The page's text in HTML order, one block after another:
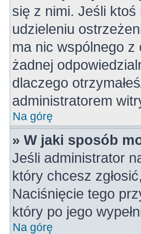
się z nimi. Jeśli
udzieleniu
ma nic wspólnego
żadnej
dlaczego
administratorem
Na górę
» W jaki sposób
Jeśli administrator
który chcesz
Naciśnięcie tego
który po jego
Na górę